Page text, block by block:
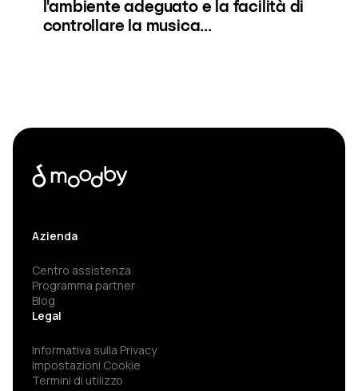
l'ambiente adeguato e la facilità di
controllare la musica...
Azienda
Centro assistenza
Programma partner
Blog
Legal
Informativa sulla Privacy
Impostazioni Cookie
Termini di utilizzo